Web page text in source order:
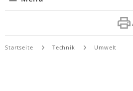
Startseite Technik Umwelt